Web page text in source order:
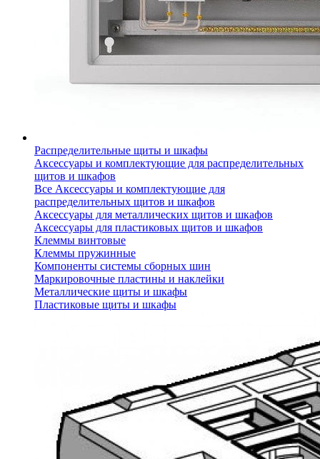
Распределительные щиты и шкафы
Аксессуары и комплектующие для распределительных
щитов и шкафов
Все Аксессуары и комплектующие для
распределительных щитов и шкафов
Аксессуары для металлических щитов и шкафов
Аксессуары для пластиковых щитов и шкафов
Клеммы винтовые
Клеммы пружинные
Компоненты системы сборных шин
Маркировочные пластины и наклейки
Металлические щиты и шкафы
Пластиковые щиты и шкафы